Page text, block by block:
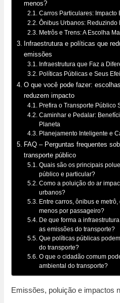
menos?
Carros Particulares: Impacto
Ônibus Urbanos:
Metrôs e Trens: A Escolha
Infraestrutura e políticas que
emissões
Infraestrutura que Faz a
Políticas Públicas e Seus
O que você pode fazer:
reduzem impacto
Prefira o Transporte Público
Caminhar e Pedalar:
Planeta
Planejamento Inteligente e
FAQ – Perguntas frequentes
transporte público
Quais são os principais
público e particular?
Como a poluição do ar
urbanos?
Entre carros, ônibus e
menos por passageiro?
De que forma a
as emissões do transporte?
Que políticas públicas
do transporte?
O que o cidadão comum
ambiental do transporte?
Emissões, poluição e impactos